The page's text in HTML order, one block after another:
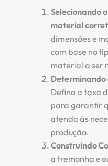
Selecionando
material
dimensões e
com base no
material a ser
Determinando
Defina a taxa
para garantir
atenda às
produção.
Construindo
a tremonha e